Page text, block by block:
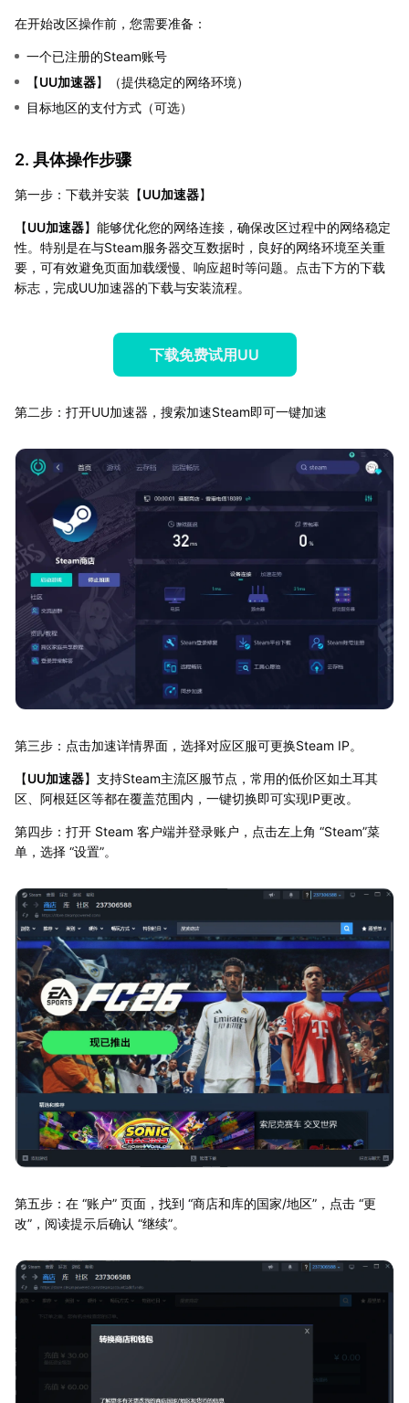
在开始改区操作前，您需要准备：
一个已注册的Steam账号
【UU加速器】（提供稳定的网络环境）
目标地区的支付方式（可选）
2. 具体操作步骤
第一步：下载并安装【UU加速器】
【UU加速器】能够优化您的网络连接，确保改区过程中的网络稳定
性。特别是在与Steam服务器交互数据时，良好的网络环境至关重
要，可有效避免页面加载缓慢、响应超时等问题。点击下方的下载
标志，完成UU加速器的下载与安装流程。
下载免费试用UU
第二步：打开UU加速器，搜索加速Steam即可一键加速
第三步：点击加速详情界面，选择对应区服可更换Steam IP。
【UU加速器】支持Steam主流区服节点，常用的低价区如土耳其
区、阿根廷区等都在覆盖范围内，一键切换即可实现IP更改。
第四步：打开 Steam 客户端并登录账户，点击左上角 “Steam”菜
单，选择 “设置”。
第五步：在 “账户” 页面，找到 “商店和库的国家/地区”，点击 “更
改”，阅读提示后确认 “继续”。